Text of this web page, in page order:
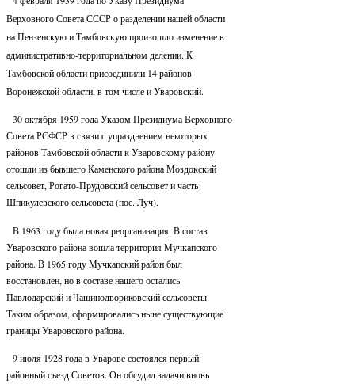
Верховного Совета СССР о разделении нашей области
на Пензенскую и Тамбовскую произошло изменение в
административно-территориальном делении. К
Тамбовской области присоединили 14 районов
Воронежской области, в том числе и Уваровский.
30 октября 1959 года Указом Президиума Верховного
Совета РСФСР в связи с упразднением некоторых
районов Тамбовской области к Уваровскому району
отошли из бывшего Каменского района Моздокский
сельсовет, Рогато-Прудовский сельсовет и часть
Шпикулевского сельсовета (пос. Луч).
В 1963 году была новая реорганизация. В состав
Уваровского района вошла территория Мучкапского
района. В 1965 году Мучкапский район был
восстановлен, но в составе нашего остались
Павлодарский и Чащинодвориковский сельсоветы.
Таким образом, сформировались ныне существующие
границы Уваровского района.
9 июля 1928 года в Уварове состоялся первый
районный съезд Советов. Он обсудил задачи вновь